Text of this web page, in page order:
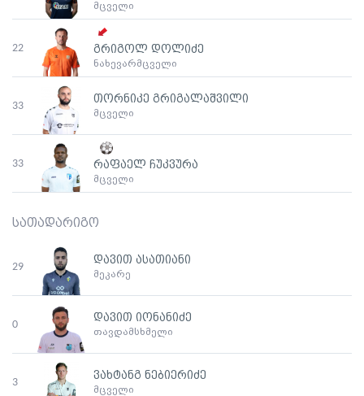
მცველი
22 გრიგოლ დოლიძე
ნახევარმცველი
33
თორნიკე გრიგალაშვილი
მცველი
33 რაფაელ ჩუკვურა
მცველი
სათადარიგო
29
დავით ასათიანი
მეკარე
0
დავით იონანიძე
თავდამსხმელი
3
ვახტანგ ნებიერიძე
მცველი